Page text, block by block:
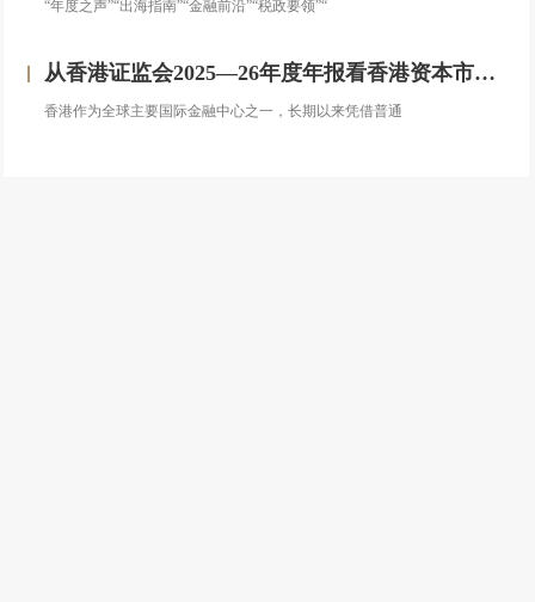
“年度之声”“出海指南”“金融前沿”“税政要领”“
从香港证监会2025—26年度年报看香港资本市场发展的新方向
香港作为全球主要国际金融中心之一，长期以来凭借普通